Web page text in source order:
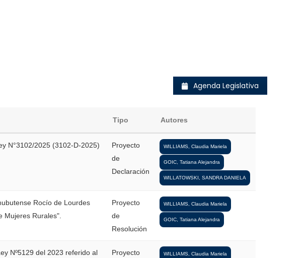
Agenda Legislativa
Tipo Autores
N°3102/2025 (3102-D-2025)
Proyecto
de
Declaración
WILLIAMS, Claudia Mariela
GOIC, Tatiana Alejandra
WILLATOWSKI, SANDRA DANIELA
Rocío de Lourdes
Mujeres Rurales".
Proyecto
de
Resolución
WILLIAMS, Claudia Mariela
GOIC, Tatiana Alejandra
Nº5129 del 2023 referido al
Proyecto
WILLIAMS, Claudia Mariela